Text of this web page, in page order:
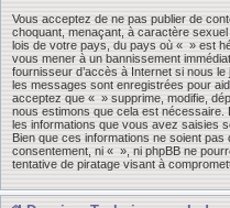
Vous acceptez de ne pas publier de
choquant, menaçant, à caractère
lois de votre pays, du pays où « » est
vous mener à un bannissement
fournisseur d’accès à Internet si nous
les messages sont enregistrées pour
acceptez que « » supprime, modifie,
nous estimons que cela est
les informations que vous avez saisies
Bien que ces informations ne soient
consentement, ni « », ni phpBB ne
tentative de piratage visant à